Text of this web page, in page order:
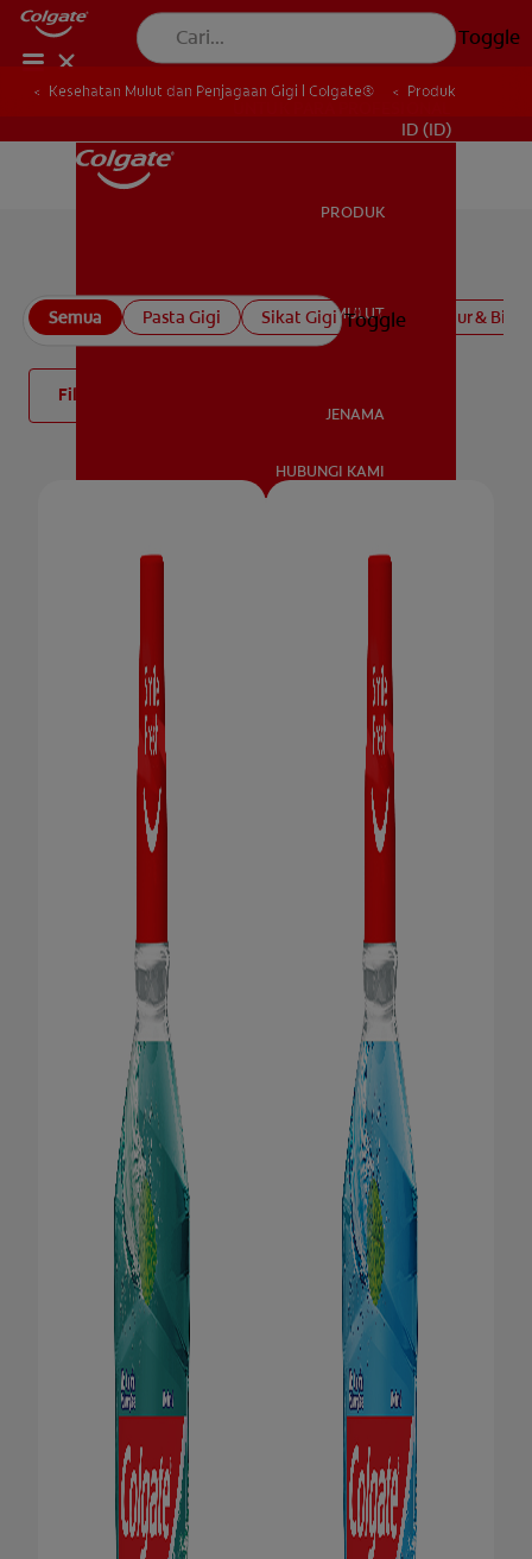
Toggle
KESEHATAN MULUT
JENAMA
HUBUNGI KAMI
UNTUK PARA PROFESIONAL
ID (ID)
PRODUK
KESEHATAN MULUT
JENAMA
HUBUNGI KAMI
Toggle
Kesehatan Mulut dan Penjagaan Gigi | Colgate® Produk
Semua Pasta Gigi Sikat Gigi Obat Kumur &
Filter